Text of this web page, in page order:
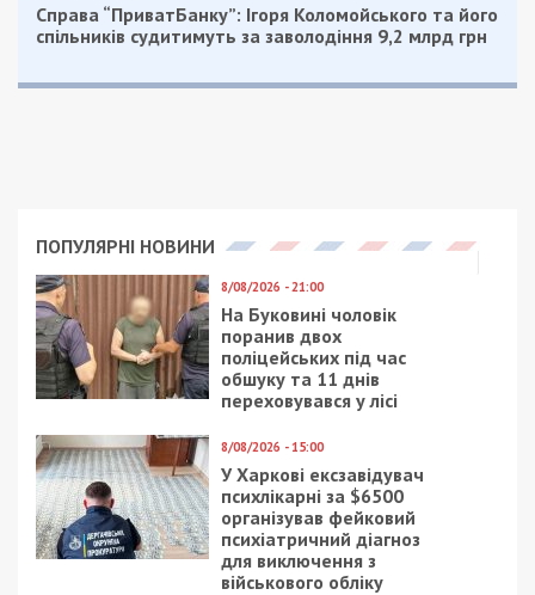
Справа “ПриватБанку”: Ігоря Коломойського та його
спільників судитимуть за заволодіння 9,2 млрд грн
ПОПУЛЯРНІ НОВИНИ
8/08/2026 - 21:00
На Буковині чоловік
поранив двох
поліцейських під час
обшуку та 11 днів
переховувався у лісі
8/08/2026 - 15:00
У Харкові ексзавідувач
психлікарні за $6500
організував фейковий
психіатричний діагноз
для виключення з
військового обліку